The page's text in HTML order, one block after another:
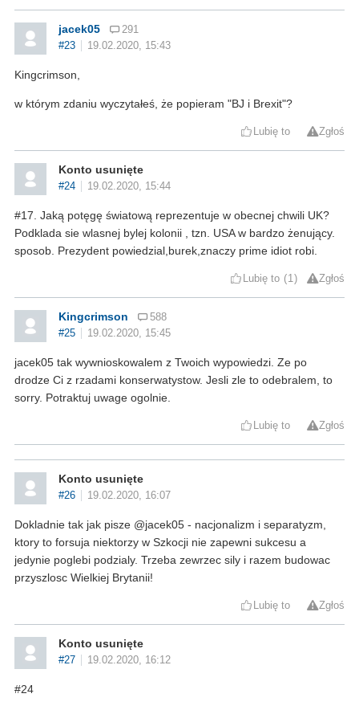
jacek05
291
#23
19.02.2020, 15:43
Kingcrimson,
w którym zdaniu wyczytałeś, że popieram "BJ i Brexit"?
Lubię to Zgłoś
Konto usunięte
#24 19.02.2020, 15:44
#17. Jaką potęgę światową reprezentuje w obecnej chwili UK?
Podklada sie wlasnej bylej kolonii , tzn. USA w bardzo żenujący.
sposob. Prezydent powiedzial,burek,znaczy prime idiot robi.
Lubię to 1 Zgłoś
Kingcrimson
588
#25
19.02.2020, 15:45
jacek05 tak wywnioskowalem z Twoich wypowiedzi. Ze po
drodze Ci z rzadami konserwatystow. Jesli zle to odebralem, to
sorry. Potraktuj uwage ogolnie.
Lubię to Zgłoś
Konto usunięte
#26 19.02.2020, 16:07
Dokladnie tak jak pisze @jacek05 - nacjonalizm i separatyzm,
ktory to forsuja niektorzy w Szkocji nie zapewni sukcesu a
jedynie poglebi podzialy. Trzeba zewrzec sily i razem budowac
przyszlosc Wielkiej Brytanii!
Lubię to Zgłoś
Konto usunięte
#27 19.02.2020, 16:12
#24